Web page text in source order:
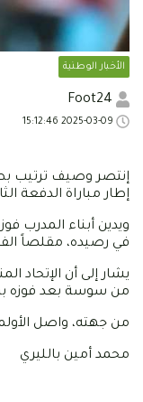
الأخبار الوطنية
إطار مباراة الدفعة الثانية من الجولة 23 من بطولة الرابطة المحترفة
في رصيده، مقلصاً
يشار إلى أن الإتحاد
من سوسة بعد فوزه
من جهته، واصل الأولمبي
محمد أمين بالليري